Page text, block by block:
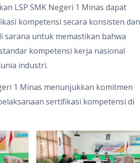
LSP SMK Negeri 1 Minas dapat
kompetensi secara konsisten dan
sarana untuk memastikan bahwa
kompetensi kerja nasional
industri.
1 Minas menunjukkan komitmen
sertifikasi kompetensi di